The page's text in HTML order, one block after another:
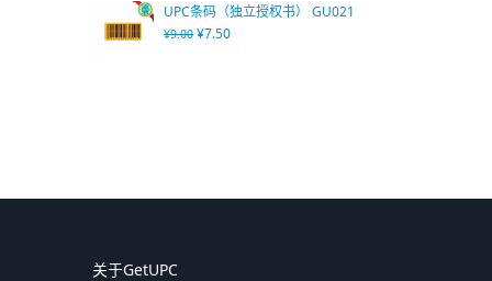
UPC条码（独立授权书） GU021
¥9.00 ¥7.50
关于GetUPC